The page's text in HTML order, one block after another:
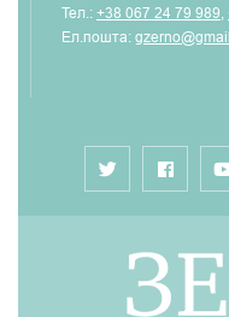
Тел.: +38 067 24 79 989,
Ел.пошта: